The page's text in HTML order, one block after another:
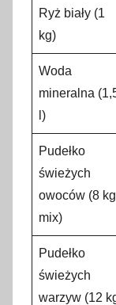
Ryż biały (1
kg)
Woda
mineralna
l)
Pudełko
świeżych
owoców (8 kg
mix)
Pudełko
świeżych
warzyw (12